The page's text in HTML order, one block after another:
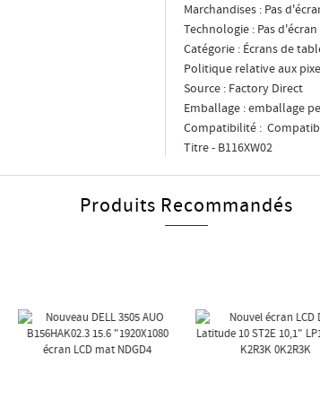
Marchandises : Pas
Technologie : Pas
Catégorie : Écrans de
Politique relative aux
Source : Factory Direct
Emballage : emballage
Compatibilité :
Titre - B116XW02
Produits Recommandés